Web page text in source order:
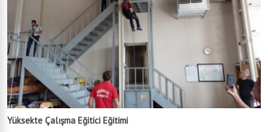
Yüksekte Çalışma Eğitici Eğitimi